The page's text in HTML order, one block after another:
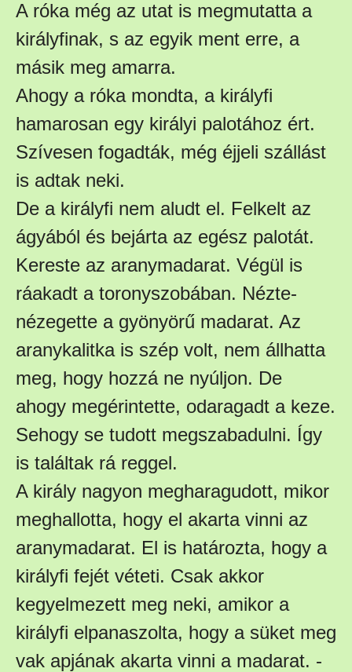
A róka még az utat is megmutatta a
királyfinak, s az egyik ment erre, a
másik meg amarra.
Ahogy a róka mondta, a királyfi
hamarosan egy királyi palotához ért.
Szívesen fogadták, még éjjeli szállást
is adtak neki.
De a királyfi nem aludt el. Felkelt az
ágyából és bejárta az egész palotát.
Kereste az aranymadarat. Végül is
ráakadt a toronyszobában. Nézte-
nézegette a gyönyörű madarat. Az
aranykalitka is szép volt, nem állhatta
meg, hogy hozzá ne nyúljon. De
ahogy megérintette, odaragadt a keze.
Sehogy se tudott megszabadulni. Így
is találtak rá reggel.
A király nagyon megharagudott, mikor
meghallotta, hogy el akarta vinni az
aranymadarat. El is határozta, hogy a
királyfi fejét véteti. Csak akkor
kegyelmezett meg neki, amikor a
királyfi elpanaszolta, hogy a süket meg
vak apjának akarta vinni a madarat. -